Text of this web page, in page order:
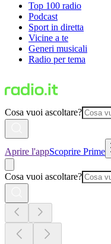
Top 100 radio
Podcast
Sport in diretta
Vicine a te
Generi musicali
Radio per tema
Cosa vuoi ascoltare?
Aprire l'appScoprire Prime
Cosa vuoi ascoltare?